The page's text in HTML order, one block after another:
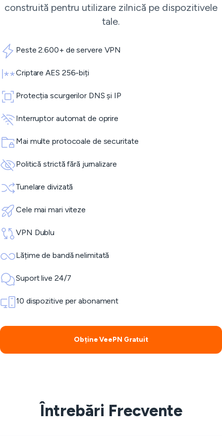
construită pentru utilizare zilnică pe dispozitivele
tale.
Peste 2.600+ de servere VPN
Criptare AES 256-biți
Protecția scurgerilor DNS și IP
Interruptor automat de oprire
Mai multe protocoale de securitate
Politică strictă fără jurnalizare
Tunelare divizată
Cele mai mari viteze
VPN Dublu
Lățime de bandă nelimitată
Suport live 24/7
10 dispozitive per abonament
Obține VeePN Gratuit
Întrebări Frecvente